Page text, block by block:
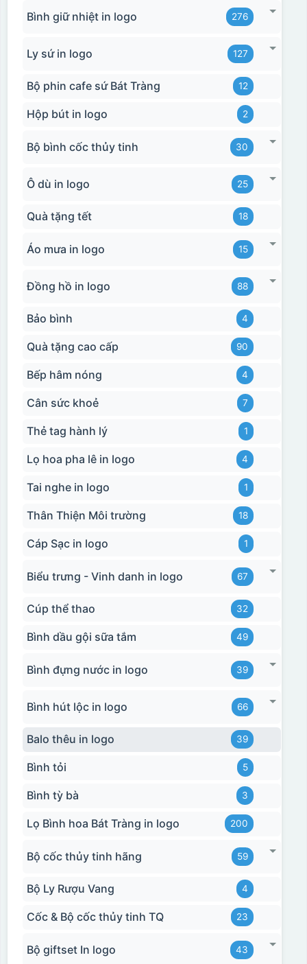
Bình giữ nhiệt in logo 276
Ly sứ in logo 127
Bộ phin cafe sứ Bát Tràng 12
Hộp bút in logo 2
Bộ bình cốc thủy tinh 30
Ô dù in logo 25
Quà tặng tết 18
Áo mưa in logo 15
Đồng hồ in logo 88
Bảo bình 4
Quà tặng cao cấp 90
Bếp hâm nóng 4
Cân sức khoẻ 7
Thẻ tag hành lý 1
Lọ hoa pha lê in logo 4
Tai nghe in logo 1
Thân Thiện Môi trường 18
Cáp Sạc in logo 1
Biểu trưng - Vinh danh in logo 67
Cúp thể thao 32
Bình dầu gội sữa tắm 49
Bình đựng nước in logo 39
Bình hút lộc in logo 66
Balo thêu in logo 39
Bình tỏi 5
Bình tỳ bà 3
Lọ Bình hoa Bát Tràng in logo 200
Bộ cốc thủy tinh hãng 59
Bộ Ly Rượu Vang 4
Cốc & Bộ cốc thủy tinh TQ 23
Bộ giftset In logo 43